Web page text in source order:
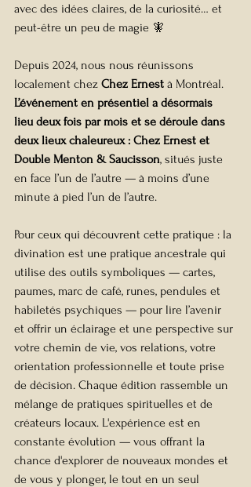
avec des idées claires, de la curiosité… et
peut-être un peu de magie 🧚
Depuis 2024, nous nous réunissons
localement chez Chez Ernest à Montréal.
L’événement en présentiel a désormais
lieu deux fois par mois et se déroule dans
deux lieux chaleureux : Chez Ernest et
Double Menton & Saucisson, situés juste
en face l’un de l’autre — à moins d’une
minute à pied l’un de l’autre.
Pour ceux qui découvrent cette pratique : la
divination est une pratique ancestrale qui
utilise des outils symboliques — cartes,
paumes, marc de café, runes, pendules et
habiletés psychiques — pour lire l’avenir
et offrir un éclairage et une perspective sur
votre chemin de vie, vos relations, votre
orientation professionnelle et toute prise
de décision. Chaque édition rassemble un
mélange de pratiques spirituelles et de
créateurs locaux. L'expérience est en
constante évolution — vous offrant la
chance d'explorer de nouveaux mondes et
de vous y plonger, le tout en un seul